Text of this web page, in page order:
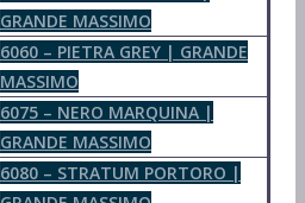
GRANDE MASSIMO
6060 – PIETRA GREY | GRANDE
MASSIMO
6075 – NERO MARQUINA |
GRANDE MASSIMO
6080 – STRATUM PORTORO |